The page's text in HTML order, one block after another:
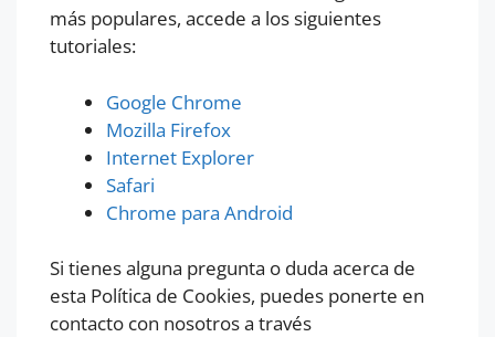
más populares, accede a los siguientes
tutoriales:
Google Chrome
Mozilla Firefox
Internet Explorer
Safari
Chrome para Android
Si tienes alguna pregunta o duda acerca de
esta Política de Cookies, puedes ponerte en
contacto con nosotros a través